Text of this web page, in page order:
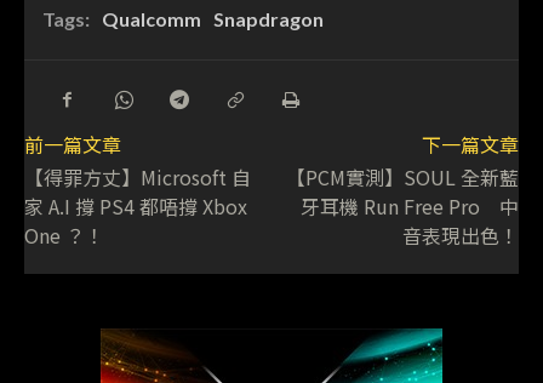
Tags: Qualcomm Snapdragon
前一篇文章
【得罪方丈】Microsoft 自
家 A.I 撐 PS4 都唔撐 Xbox
One ？！
下一篇文章
【PCM實測】SOUL 全新藍
牙耳機 Run Free Pro 中
音表現出色！